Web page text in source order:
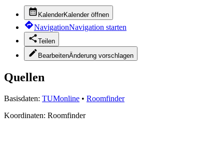
KalenderKalender öffnen
NavigationNavigation starten
Teilen
BearbeitenÄnderung vorschlagen
Quellen
Basisdaten: TUMonline • Roomfinder
Koordinaten: Roomfinder